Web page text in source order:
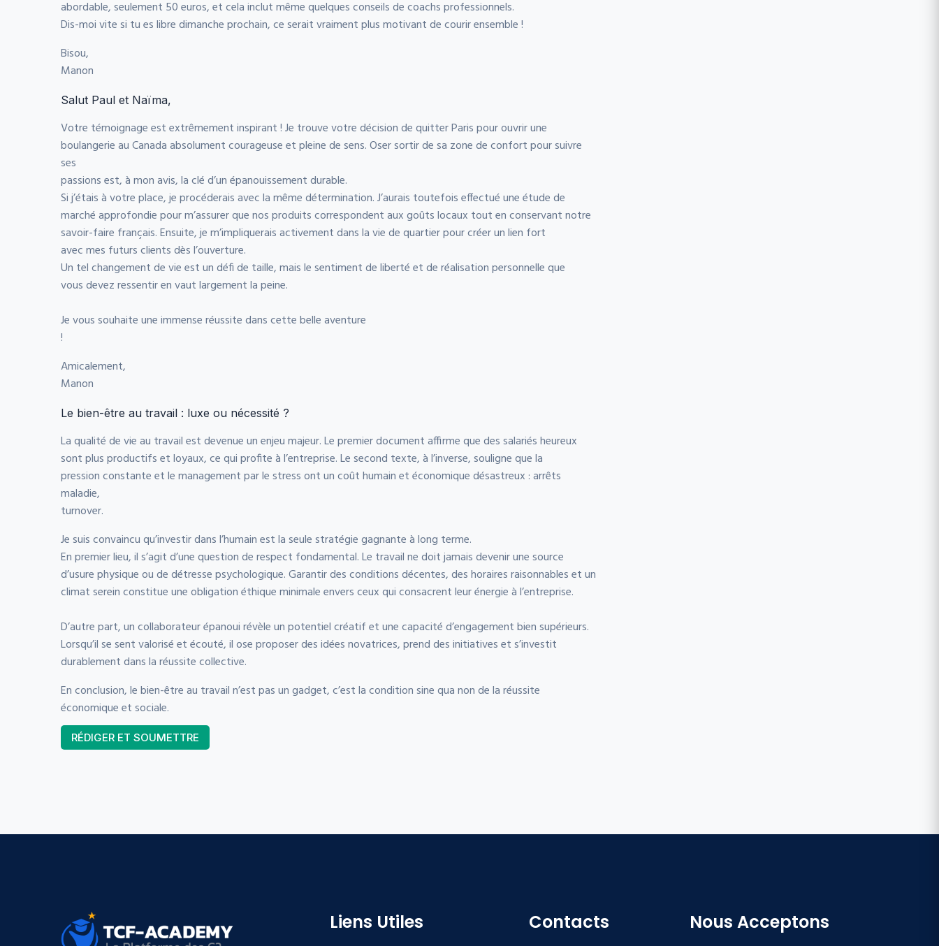
abordable, seulement 50 euros, et cela inclut même quelques conseils de coachs professionnels.
Dis-moi vite si tu es libre dimanche prochain, ce serait vraiment plus motivant de courir ensemble !
Bisou,
Manon
Salut Paul et Naïma,
Votre témoignage est extrêmement inspirant ! Je trouve votre décision de quitter Paris pour ouvrir une
boulangerie au Canada absolument courageuse et pleine de sens. Oser sortir de sa zone de confort pour suivre
ses
passions est, à mon avis, la clé d’un épanouissement durable.
Si j’étais à votre place, je procéderais avec la même détermination. J’aurais toutefois effectué une étude de
marché approfondie pour m’assurer que nos produits correspondent aux goûts locaux tout en conservant notre
savoir-faire français. Ensuite, je m’impliquerais activement dans la vie de quartier pour créer un lien fort
avec mes futurs clients dès l’ouverture.
Un tel changement de vie est un défi de taille, mais le sentiment de liberté et de réalisation personnelle que
vous devez ressentir en vaut largement la peine.
Je vous souhaite une immense réussite dans cette belle aventure
!
Amicalement,
Manon
Le bien-être au travail : luxe ou nécessité ?
La qualité de vie au travail est devenue un enjeu majeur. Le premier document affirme que des salariés heureux
sont plus productifs et loyaux, ce qui profite à l’entreprise. Le second texte, à l’inverse, souligne que la
pression constante et le management par le stress ont un coût humain et économique désastreux : arrêts
maladie,
turnover.
Je suis convaincu qu’investir dans l’humain est la seule stratégie gagnante à long terme.
En premier lieu, il s’agit d’une question de respect fondamental. Le travail ne doit jamais devenir une source
d’usure physique ou de détresse psychologique. Garantir des conditions décentes, des horaires raisonnables et un
climat serein constitue une obligation éthique minimale envers ceux qui consacrent leur énergie à l’entreprise.
D’autre part, un collaborateur épanoui révèle un potentiel créatif et une capacité d’engagement bien supérieurs.
Lorsqu’il se sent valorisé et écouté, il ose proposer des idées novatrices, prend des initiatives et s’investit
durablement dans la réussite collective.
En conclusion, le bien-être au travail n’est pas un gadget, c’est la condition sine qua non de la réussite
économique et sociale.
RÉDIGER ET SOUMETTRE
Liens Utiles Contacts Nous Acceptons